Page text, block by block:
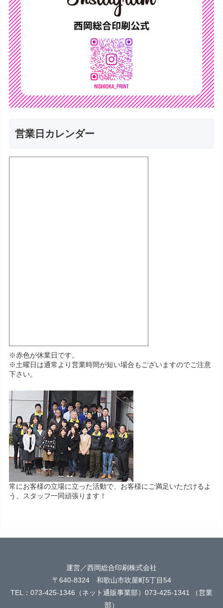
営業日カレンダー
※赤色が休業日です。
※土曜日は通常より営業時間が短い場合もございますのでご注意
下さい。
常にお客様の立場に立った活動で、お客様にご満足いただけるよ
う、スタッフ一同頑張ります！
運営／西岡総合印刷株式会社
〒640-8324 和歌山市吹屋町5丁目54
TEL：073-425-1346（ネット通販事業部）073-425-1341 （営業
部）